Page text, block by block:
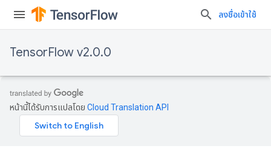
ลงชื่อเข้าใช้
TensorFlow v2.0.0
หน้านี้ได้รับการแปลโดย Cloud Translation API